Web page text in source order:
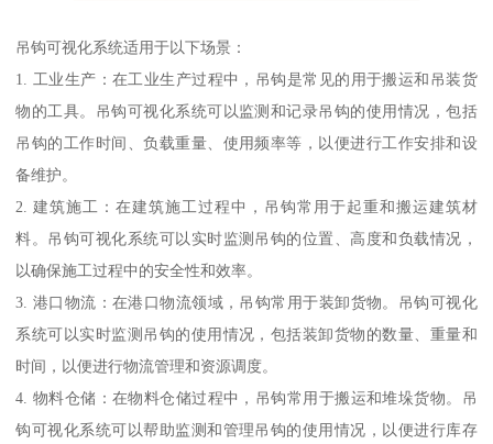
吊钩可视化系统适用于以下场景：
1. 工业生产：在工业生产过程中，吊钩是常见的用于搬运和吊装货
物的工具。吊钩可视化系统可以监测和记录吊钩的使用情况，包括
吊钩的工作时间、负载重量、使用频率等，以便进行工作安排和设
备维护。
2. 建筑施工：在建筑施工过程中，吊钩常用于起重和搬运建筑材
料。吊钩可视化系统可以实时监测吊钩的位置、高度和负载情况，
以确保施工过程中的安全性和效率。
3. 港口物流：在港口物流领域，吊钩常用于装卸货物。吊钩可视化
系统可以实时监测吊钩的使用情况，包括装卸货物的数量、重量和
时间，以便进行物流管理和资源调度。
4. 物料仓储：在物料仓储过程中，吊钩常用于搬运和堆垛货物。吊
钩可视化系统可以帮助监测和管理吊钩的使用情况，以便进行库存